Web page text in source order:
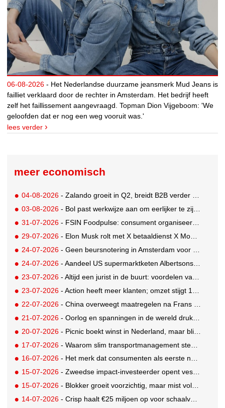
06-08-2026 - Het Nederlandse duurzame jeansmerk Mud Jeans is
failliet verklaard door de rechter in Amsterdam. Het bedrijf heeft
zelf het faillissement aangevraagd. Topman Dion Vijgeboom: 'We
geloofden dat er nog een weg vooruit was.'
lees verder
meer economisch
04-08-2026 - Zalando groeit in Q2, breidt B2B verder uit en innoveert met AI
03-08-2026 - Bol past werkwijze aan om eerlijker te zijn naar verkopers en consumenten
31-07-2026 - FSIN Foodpulse: consument organiseert eet- en koopgedrag bewuster
29-07-2026 - Elon Musk rolt met X betaaldienst X Money uit in VS: zorgen in Washington
24-07-2026 - Geen beursnotering in Amsterdam voor nieuw concern voedingsmerken Unilever
24-07-2026 - Aandeel US supermarktketen Albertsons daalt 21%. Volgt Ahold Delhaize?
23-07-2026 - Altijd een jurist in de buurt: voordelen van een landelijk bureau
23-07-2026 - Action heeft meer klanten; omzet stijgt 14% in eerste halfjaar naar 8,3 miljard
22-07-2026 - China overweegt maatregelen na Frans verbod op reclame voor Shein en TEMU
21-07-2026 - Oorlog en spanningen in de wereld drukken stempel op Nederlandse ondernemingen
20-07-2026 - Picnic boekt winst in Nederland, maar blijft internationaal steken op verlies van 272 miljoen euro
17-07-2026 - Waarom slim transportmanagement steeds belangrijker wordt voor groeiende bedrijven
16-07-2026 - Het merk dat consumenten als eerste noemen, is niet het merk waar ze kopen
15-07-2026 - Zweedse impact-investeerder opent vestiging in Amsterdam
15-07-2026 - Blokker groeit voorzichtig, maar mist voldoende schaal
14-07-2026 - Crisp haalt €25 miljoen op voor schaalvergroting en groei